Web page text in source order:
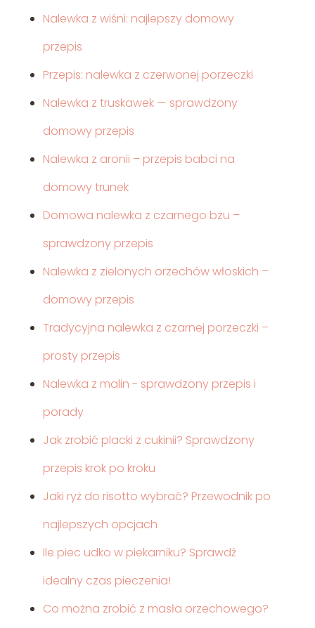
Nalewka z wiśni: najlepszy domowy
przepis
Przepis: nalewka z czerwonej porzeczki
Nalewka z truskawek — sprawdzony
domowy przepis
Nalewka z aronii – przepis babci na
domowy trunek
Domowa nalewka z czarnego bzu –
sprawdzony przepis
Nalewka z zielonych orzechów włoskich –
domowy przepis
Tradycyjna nalewka z czarnej porzeczki –
prosty przepis
Nalewka z malin - sprawdzony przepis i
porady
Jak zrobić placki z cukinii? Sprawdzony
przepis krok po kroku
Jaki ryż do risotto wybrać? Przewodnik po
najlepszych opcjach
Ile piec udko w piekarniku? Sprawdź
idealny czas pieczenia!
Co można zrobić z masła orzechowego?